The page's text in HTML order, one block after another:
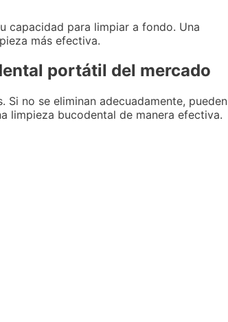
capacidad para limpiar a fondo. Una
más efectiva.
portátil del mercado
no se eliminan adecuadamente, pueden
limpieza bucodental de manera efectiva.